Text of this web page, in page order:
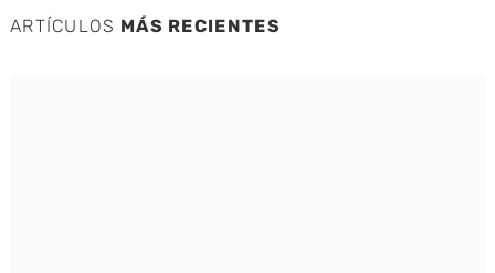
ARTÍCULOS MÁS RECIENTES